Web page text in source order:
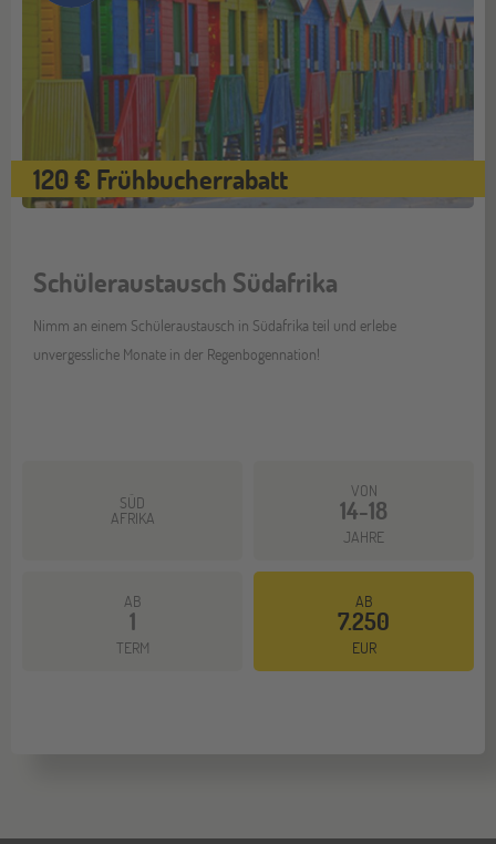
120 € Frühbucherrabatt
Schüleraustausch Südafrika
Nimm an einem Schüleraustausch in Südafrika teil und erlebe
unvergessliche Monate in der Regenbogennation!
SÜD
AFRIKA
VON
14-18
JAHRE
AB
1
TERM
AB
7.250
EUR